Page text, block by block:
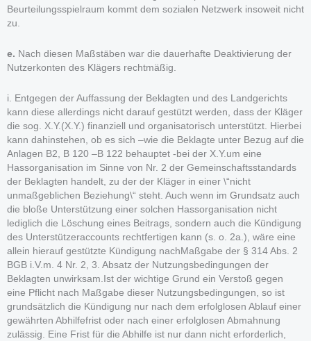
Beurteilungsspielraum kommt dem sozialen Netzwerk insoweit nicht
zu.
e. Nach diesen Maßstäben war die dauerhafte Deaktivierung der
Nutzerkonten des Klägers rechtmäßig.
i. Entgegen der Auffassung der Beklagten und des Landgerichts
kann diese allerdings nicht darauf gestützt werden, dass der Kläger
die sog. X.Y.(X.Y.) finanziell und organisatorisch unterstützt. Hierbei
kann dahinstehen, ob es sich –wie die Beklagte unter Bezug auf die
Anlagen B2, B 120 –B 122 behauptet -bei der X.Y.um eine
Hassorganisation im Sinne von Nr. 2 der Gemeinschaftsstandards
der Beklagten handelt, zu der der Kläger in einer \“nicht
unmaßgeblichen Beziehung\“ steht. Auch wenn im Grundsatz auch
die bloße Unterstützung einer solchen Hassorganisation nicht
lediglich die Löschung eines Beitrags, sondern auch die Kündigung
des Unterstützeraccounts rechtfertigen kann (s. o. 2a.), wäre eine
allein hierauf gestützte Kündigung nachMaßgabe der § 314 Abs. 2
BGB i.V.m. 4 Nr. 2, 3. Absatz der Nutzungsbedingungen der
Beklagten unwirksam.Ist der wichtige Grund ein Verstoß gegen
eine Pflicht nach Maßgabe dieser Nutzungsbedingungen, so ist
grundsätzlich die Kündigung nur nach dem erfolglosen Ablauf einer
gewährten Abhilfefrist oder nach einer erfolglosen Abmahnung
zulässig. Eine Frist für die Abhilfe ist nur dann nicht erforderlich,